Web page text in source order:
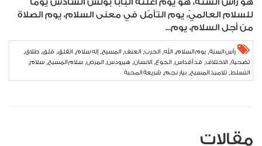
هو رأس السنة، هو يوم أعلنه البابا بولس السادس يوماً
للسلام العالميّ، يوم التأمّل في معنى السلام، يوم الصلاة
من أجل السلام، يوم...
رأس السنة, يوم السلام, الله, الحرب, العنف, المسيح, إله سلام, القلق, قلق, طلاق,
تضحية, الاختلاف, قد أقداس, الجوع, الانسان, هيرودس, المرض, سلام المسيح, سلام,
التسلط, تلاميذ المسيح, بيار نجم, شريعة المحبة
مقالات